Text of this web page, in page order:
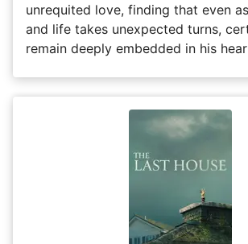
unrequited love, finding that even
and life takes unexpected turns,
remain deeply embedded in his